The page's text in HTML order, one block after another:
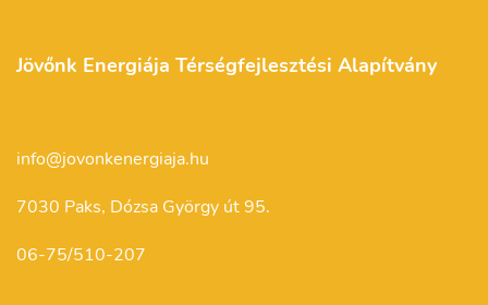
Jövőnk Energiája Térségfejlesztési Alapítvány
info@jovonkenergiaja.hu
7030 Paks, Dózsa György út 95.
06-75/510-207